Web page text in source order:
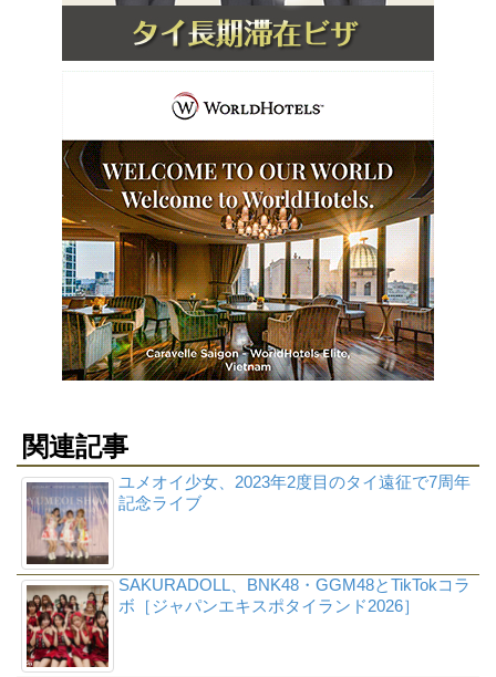
関連記事
ユメオイ少女、2023年2度目のタイ遠征で7周年
記念ライブ
SAKURADOLL、BNK48・GGM48とTikTokコラ
ボ［ジャパンエキスポタイランド2026］